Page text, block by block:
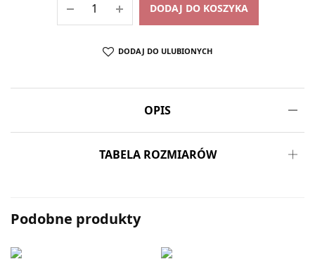
DODAJ DO KOSZYKA
DODAJ DO ULUBIONYCH
OPIS
TABELA ROZMIARÓW
Podobne produkty